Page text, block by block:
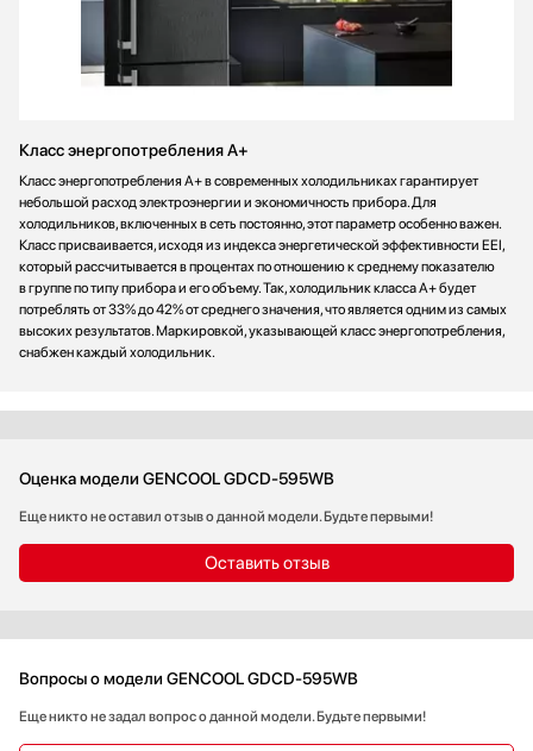
Класс энергопотребления A+
Класс энергопотребления А+ в современных холодильниках гарантирует
небольшой расход электроэнергии и экономичность прибора. Для
холодильников, включенных в сеть постоянно, этот параметр особенно важен.
Класс присваивается, исходя из индекса энергетической эффективности EEI,
который рассчитывается в процентах по отношению к среднему показателю
в группе по типу прибора и его объему. Так, холодильник класса А+ будет
потреблять от 33% до 42% от среднего значения, что является одним из самых
высоких результатов. Маркировкой, указывающей класс энергопотребления,
снабжен каждый холодильник.
Оценка модели GENCOOL GDCD-595WB
Еще никто не оставил отзыв о данной модели. Будьте первыми!
Оставить отзыв
Вопросы о модели GENCOOL GDCD-595WB
Еще никто не задал вопрос о данной модели. Будьте первыми!